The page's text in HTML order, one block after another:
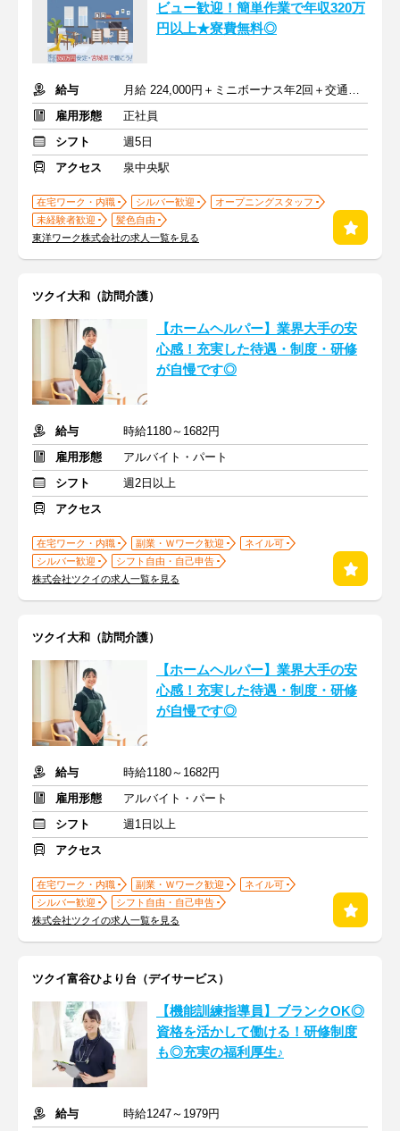
ビュー歓迎！簡単作業で年収320万
円以上★寮費無料◎
給与
月給 224,000円＋ミニボーナス年2回＋交通費支給
雇用形態
正社員
シフト
週5日
アクセス
泉中央駅
在宅ワーク・内職 シルバー歓迎
オープニングスタッフ
未経験者歓迎
髪色自由
東洋ワーク株式会社の求人一覧を見る
ツクイ大和（訪問介護）
【ホームヘルパー】業界大手の安
心感！充実した待遇・制度・研修
が自慢です◎
給与
時給1180～1682円
雇用形態
アルバイト・パート
シフト
週2日以上
アクセス
在宅ワーク・内職 副業・Ｗワーク歓迎
ネイル可
シルバー歓迎
シフト自由・自己申告
株式会社ツクイの求人一覧を見る
ツクイ大和（訪問介護）
【ホームヘルパー】業界大手の安
心感！充実した待遇・制度・研修
が自慢です◎
給与
時給1180～1682円
雇用形態
アルバイト・パート
シフト
週1日以上
アクセス
在宅ワーク・内職 副業・Ｗワーク歓迎
ネイル可
シルバー歓迎
シフト自由・自己申告
株式会社ツクイの求人一覧を見る
ツクイ富谷ひより台（デイサービス）
【機能訓練指導員】ブランクOK◎
資格を活かして働ける！研修制度
も◎充実の福利厚生♪
給与 時給1247～1979円